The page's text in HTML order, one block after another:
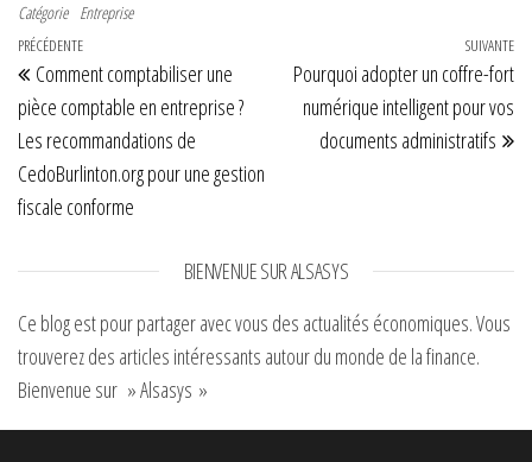
Conseils et
astuces pour
une candidature
réussie en
mettant en
avant votre
expérience
Catégorie Entreprise
Navigation de l’article
Article précédent
PRÉCÉDENTE
Comment comptabiliser une
pièce comptable en entreprise ?
Les recommandations de
CedoBurlinton.org pour une gestion
fiscale conforme
SUIVANTE
Pourquoi adopter un coffre-fort
numérique intelligent pour vos
documents administratifs
BIENVENUE SUR ALSASYS
Ce blog est pour partager avec vous des actualités économiques. Vous
trouverez des articles intéressants autour du monde de la finance.
Bienvenue sur » Alsasys »